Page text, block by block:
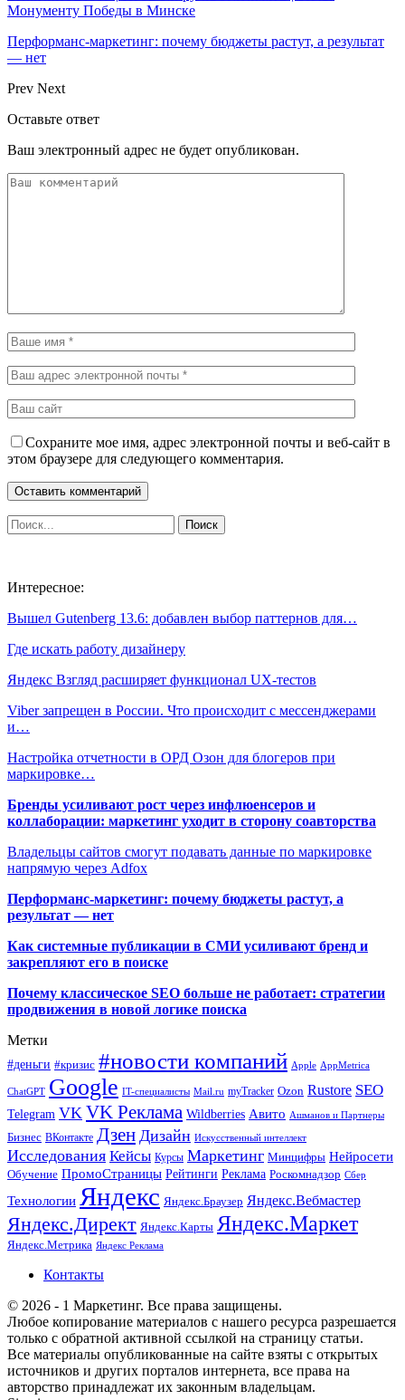
Монументу Победы в Минске
Перформанс-маркетинг: почему бюджеты растут, а результат
— нет
Prev Next
Оставьте ответ
Ваш электронный адрес не будет опубликован.
Сохраните мое имя, адрес электронной почты и веб-сайт в
этом браузере для следующего комментария.
Интересное:
Вышел Gutenberg 13.6: добавлен выбор паттернов для…
Где искать работу дизайнеру
Яндекс Взгляд расширяет функционал UX-тестов
Viber запрещен в России. Что происходит с мессенджерами
и…
Настройка отчетности в ОРД Озон для блогеров при
маркировке…
Бренды усиливают рост через инфлюенсеров и
коллаборации: маркетинг уходит в сторону соавторства
Владельцы сайтов смогут подавать данные по маркировке
напрямую через Adfox
Перформанс-маркетинг: почему бюджеты растут, а
результат — нет
Как системные публикации в СМИ усиливают бренд и
закрепляют его в поиске
Почему классическое SEO больше не работает: стратегии
продвижения в новой логике поиска
Метки
#деньги #кризис #новости компаний Apple AppMetrica
ChatGPT Google IT-специалисты Mail.ru myTracker Ozon Rustore SEO
Telegram VK VK Реклама Wildberries Авито Ашманов и Партнеры
Бизнес ВКонтакте Дзен Дизайн Искусственный интеллект
Исследования Кейсы Курсы Маркетинг Минцифры Нейросети
Обучение ПромоСтраницы Рейтинги Реклама Роскомнадзор Сбер
Технологии Яндекс Яндекс.Браузер Яндекс.Вебмастер
Яндекс.Директ Яндекс.Карты Яндекс.Маркет
Яндекс.Метрика Яндекс Реклама
Контакты
© 2026 - 1 Маркетинг. Все права защищены.
Любое копирование материалов с нашего ресурса разрешается
только с обратной активной ссылкой на страницу статьи.
Все материалы опубликованные на сайте взяты с открытых
источников и других порталов интернета, все права на
авторство принадлежат их законным владельцам.